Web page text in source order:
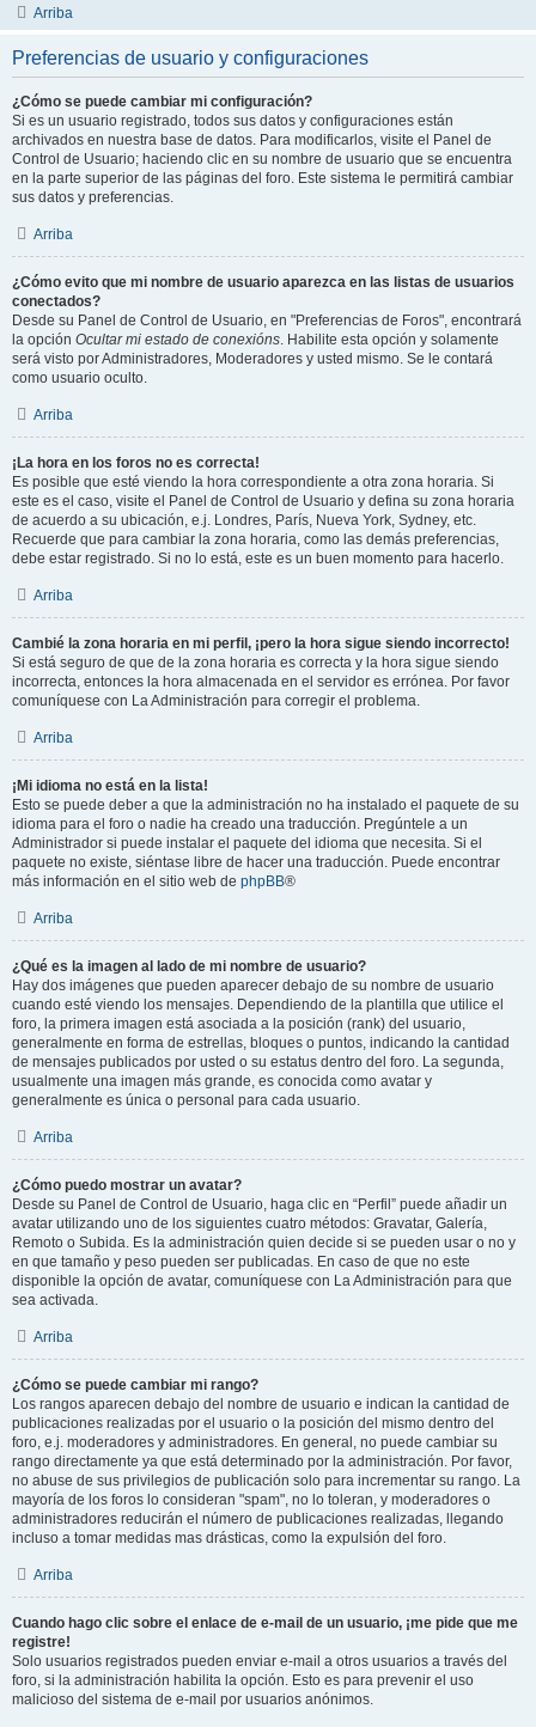
Arriba
Preferencias de usuario y configuraciones
¿Cómo se puede cambiar mi configuración?
Si es un usuario registrado, todos sus datos y configuraciones están
archivados en nuestra base de datos. Para modificarlos, visite el Panel de
Control de Usuario; haciendo clic en su nombre de usuario que se encuentra
en la parte superior de las páginas del foro. Este sistema le permitirá cambiar
sus datos y preferencias.
Arriba
¿Cómo evito que mi nombre de usuario aparezca en las listas de usuarios
conectados?
Desde su Panel de Control de Usuario, en "Preferencias de Foros", encontrará
la opción Ocultar mi estado de conexións. Habilite esta opción y solamente
será visto por Administradores, Moderadores y usted mismo. Se le contará
como usuario oculto.
Arriba
¡La hora en los foros no es correcta!
Es posible que esté viendo la hora correspondiente a otra zona horaria. Si
este es el caso, visite el Panel de Control de Usuario y defina su zona horaria
de acuerdo a su ubicación, e.j. Londres, París, Nueva York, Sydney, etc.
Recuerde que para cambiar la zona horaria, como las demás preferencias,
debe estar registrado. Si no lo está, este es un buen momento para hacerlo.
Arriba
Cambié la zona horaria en mi perfil, ¡pero la hora sigue siendo incorrecto!
Si está seguro de que de la zona horaria es correcta y la hora sigue siendo
incorrecta, entonces la hora almacenada en el servidor es errónea. Por favor
comuníquese con La Administración para corregir el problema.
Arriba
¡Mi idioma no está en la lista!
Esto se puede deber a que la administración no ha instalado el paquete de su
idioma para el foro o nadie ha creado una traducción. Pregúntele a un
Administrador si puede instalar el paquete del idioma que necesita. Si el
paquete no existe, siéntase libre de hacer una traducción. Puede encontrar
más información en el sitio web de phpBB®
Arriba
¿Qué es la imagen al lado de mi nombre de usuario?
Hay dos imágenes que pueden aparecer debajo de su nombre de usuario
cuando esté viendo los mensajes. Dependiendo de la plantilla que utilice el
foro, la primera imagen está asociada a la posición (rank) del usuario,
generalmente en forma de estrellas, bloques o puntos, indicando la cantidad
de mensajes publicados por usted o su estatus dentro del foro. La segunda,
usualmente una imagen más grande, es conocida como avatar y
generalmente es única o personal para cada usuario.
Arriba
¿Cómo puedo mostrar un avatar?
Desde su Panel de Control de Usuario, haga clic en “Perfil” puede añadir un
avatar utilizando uno de los siguientes cuatro métodos: Gravatar, Galería,
Remoto o Subida. Es la administración quien decide si se pueden usar o no y
en que tamaño y peso pueden ser publicadas. En caso de que no este
disponible la opción de avatar, comuníquese con La Administración para que
sea activada.
Arriba
¿Cómo se puede cambiar mi rango?
Los rangos aparecen debajo del nombre de usuario e indican la cantidad de
publicaciones realizadas por el usuario o la posición del mismo dentro del
foro, e.j. moderadores y administradores. En general, no puede cambiar su
rango directamente ya que está determinado por la administración. Por favor,
no abuse de sus privilegios de publicación solo para incrementar su rango. La
mayoría de los foros lo consideran "spam", no lo toleran, y moderadores o
administradores reducirán el número de publicaciones realizadas, llegando
incluso a tomar medidas mas drásticas, como la expulsión del foro.
Arriba
Cuando hago clic sobre el enlace de e-mail de un usuario, ¡me pide que me
registre!
Solo usuarios registrados pueden enviar e-mail a otros usuarios a través del
foro, si la administración habilita la opción. Esto es para prevenir el uso
malicioso del sistema de e-mail por usuarios anónimos.